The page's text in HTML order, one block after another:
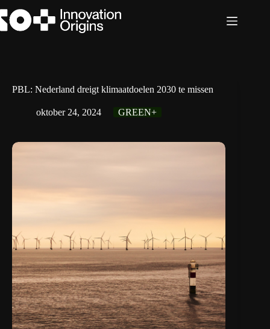
naar
de
PBL: Nederland dreigt klimaatdoelen 2030 te missen
oktober 24, 2024 GREEN+